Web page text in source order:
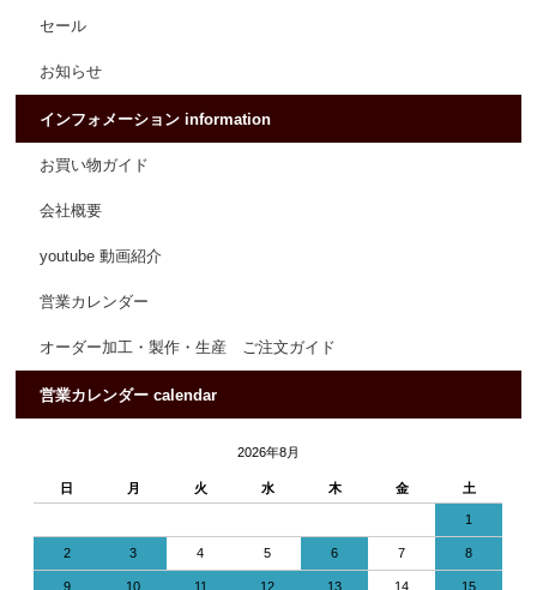
セール
お知らせ
インフォメーション information
お買い物ガイド
会社概要
youtube 動画紹介
営業カレンダー
オーダー加工・製作・生産 ご注文ガイド
営業カレンダー calendar
2026年8月
日 月 火 水 木 金 土
1
2 3 4 5 6 7 8
9 10 11 12 13 14 15